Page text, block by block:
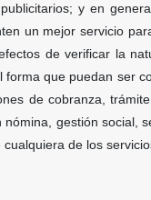
y en
un mejor servicio
de verificar la
que puedan ser
de cobranza,
gestión social,
de los